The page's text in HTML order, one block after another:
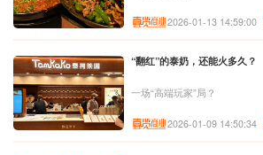
2026-01-13 14:59:00
“翻红”的泰奶，还能火多久？
一场“高端玩家”局？
2026-01-09 14:50:34